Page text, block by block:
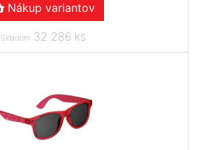
Nákup variantov
Skladom32 286 ks